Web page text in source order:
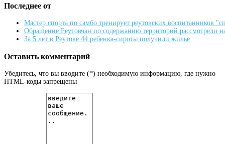
Последнее от
Мастер спорта по самбо тренирует реутовских воспитанников
Обращение Реутовчан по содержанию территорий рассмотрели
За 5 лет в Реутове 44 ребенка-сироты получили жилье
Оставить комментарий
Убедитесь, что вы вводите (*) необходимую информацию, где нужно
HTML-коды запрещены